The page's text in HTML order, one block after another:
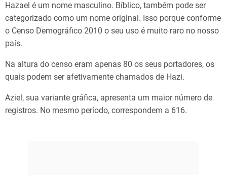
Hazael é um nome masculino. Bíblico, também pode ser
categorizado como um nome original. Isso porque conforme
o Censo Demográfico 2010 o seu uso é muito raro no nosso
país.
Na altura do censo eram apenas 80 os seus portadores, os
quais podem ser afetivamente chamados de Hazi.
Aziel, sua variante gráfica, apresenta um maior número de
registros. No mesmo período, correspondem a 616.